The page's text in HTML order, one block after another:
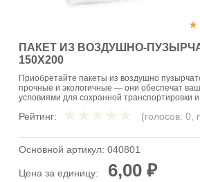
ПАКЕТ ИЗ ВОЗДУШНО-
150Х200
Приобретайте пакеты из воздушно
прочные и экологичные — они обеспечат
условиями для сохранной транспортировки
Рейтинг: (голосов: 0,
Основной артикул: 040801
Цена за единицу: 6,00 ₽